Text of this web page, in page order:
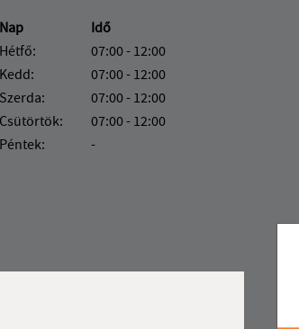
Nap
Idő
Hétfő:
07:00 - 12:00
Kedd:
07:00 - 12:00
Szerda:
07:00 - 12:00
Csütörtök:
07:00 - 12:00
Péntek:
-